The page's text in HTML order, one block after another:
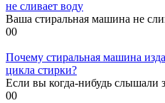
не сливает воду
Ваша стиральная машина не
00
Почему стиральная машина
цикла стирки?
Если вы когда-нибудь слышали
00